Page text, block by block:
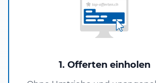
1. Offerten einholen